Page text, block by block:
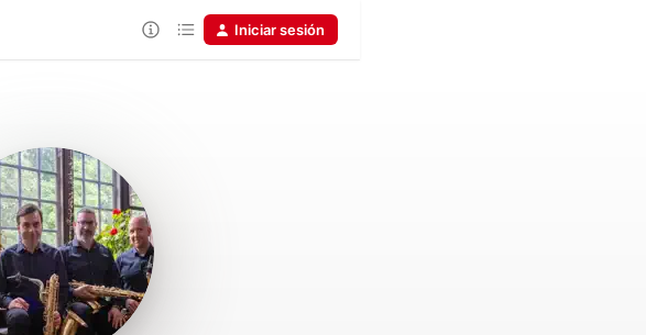
Iniciar sesión